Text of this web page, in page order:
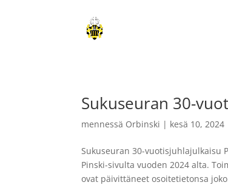
Sukuseuran 30-
mennessä Orbinski | kesä 10, 2024
Sukuseuran 30-vuotisjuhlajulkaisu
Pinski-sivulta vuoden 2024 alta.
ovat päivittäneet osoitetietonsa